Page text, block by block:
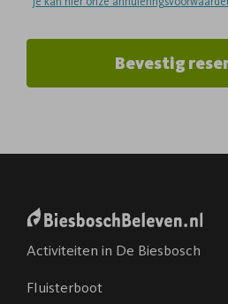
Bevestig
Activiteiten in De Biesbosch
Fluisterboot